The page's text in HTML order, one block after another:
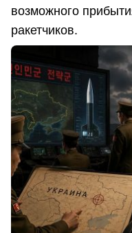
возможного
ракетчиков.